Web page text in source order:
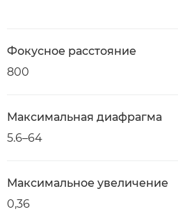
Фокусное расстояние
800
Максимальная диафрагма
5.6–64
Максимальное увеличение
0,36